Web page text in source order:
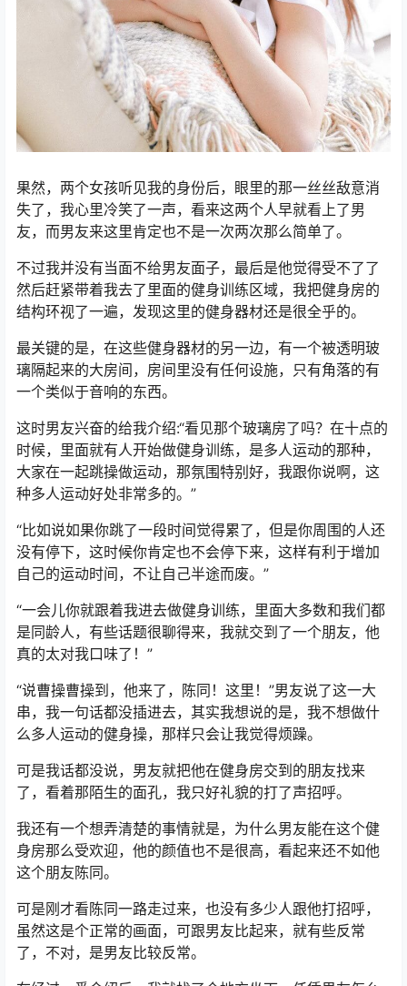
果然，两个女孩听见我的身份后，眼里的那一丝丝敌意消
失了，我心里冷笑了一声，看来这两个人早就看上了男
友，而男友来这里肯定也不是一次两次那么简单了。
不过我并没有当面不给男友面子，最后是他觉得受不了了
然后赶紧带着我去了里面的健身训练区域，我把健身房的
结构环视了一遍，发现这里的健身器材还是很全乎的。
最关键的是，在这些健身器材的另一边，有一个被透明玻
璃隔起来的大房间，房间里没有任何设施，只有角落的有
一个类似于音响的东西。
这时男友兴奋的给我介绍:“看见那个玻璃房了吗？在十点的
时候，里面就有人开始做健身训练，是多人运动的那种，
大家在一起跳操做运动，那氛围特别好，我跟你说啊，这
种多人运动好处非常多的。”
“比如说如果你跳了一段时间觉得累了，但是你周围的人还
没有停下，这时候你肯定也不会停下来，这样有利于增加
自己的运动时间，不让自己半途而废。”
“一会儿你就跟着我进去做健身训练，里面大多数和我们都
是同龄人，有些话题很聊得来，我就交到了一个朋友，他
真的太对我口味了！”
“说曹操曹操到，他来了，陈同！这里！”男友说了这一大
串，我一句话都没插进去，其实我想说的是，我不想做什
么多人运动的健身操，那样只会让我觉得烦躁。
可是我话都没说，男友就把他在健身房交到的朋友找来
了，看着那陌生的面孔，我只好礼貌的打了声招呼。
我还有一个想弄清楚的事情就是，为什么男友能在这个健
身房那么受欢迎，他的颜值也不是很高，看起来还不如他
这个朋友陈同。
可是刚才看陈同一路走过来，也没有多少人跟他打招呼，
虽然这是个正常的画面，可跟男友比起来，就有些反常
了，不对，是男友比较反常。